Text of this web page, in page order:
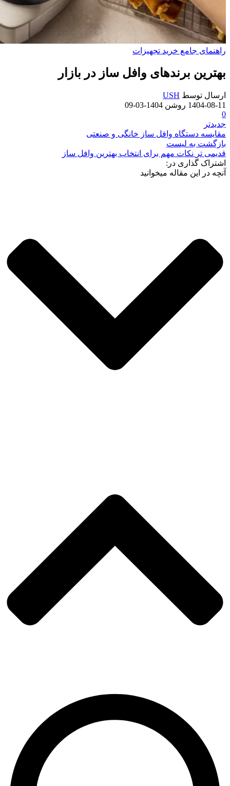
راهنمای جامع خرید تجهیزات
بهترین برندهای وافل ساز در بازار
ارسال توسط USH
1404-08-11 روشن 1404-03-09
0
جدیدتر
مقایسه دستگاه وافل ساز خانگی و صنعتی
بازگشت به لیست
قدیمی تر نکات مهم برای انتخاب بهترین وافل ساز
اشتراک گذاری در:
آنچه در این مقاله میخوانید